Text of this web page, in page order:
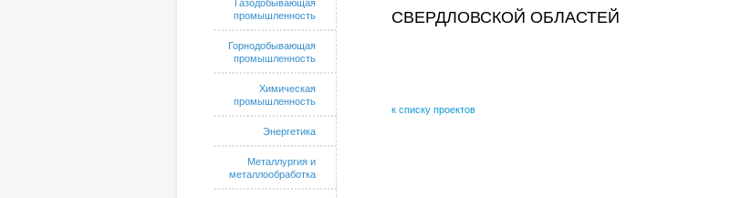
Газодобывающая
промышленность
Горнодобывающая
промышленность
Химическая
промышленность
Энергетика
Металлургия и
металлообработка
СВЕРДЛОВСКОЙ ОБЛАСТЕЙ
к списку проектов